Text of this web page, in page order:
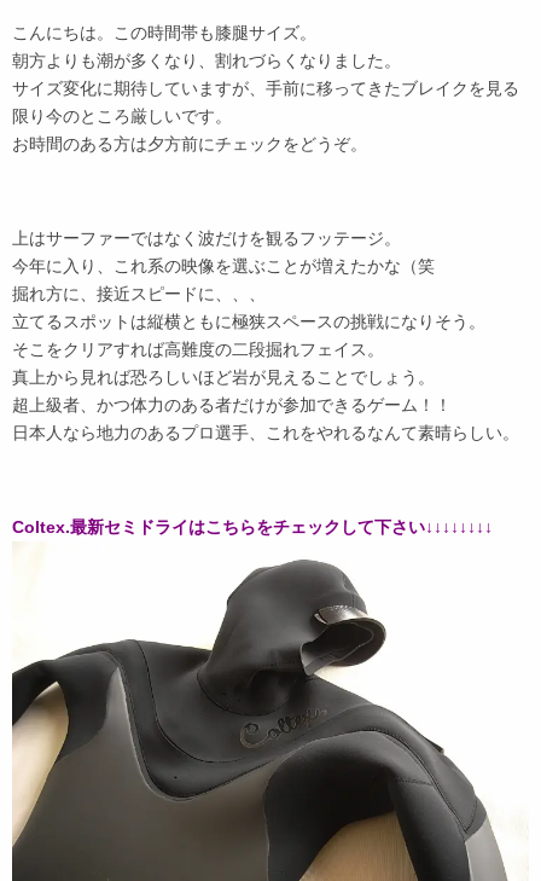
こんにちは。この時間帯も膝腿サイズ。
朝方よりも潮が多くなり、割れづらくなりました。
サイズ変化に期待していますが、手前に移ってきたブレイクを見る
限り今のところ厳しいです。
お時間のある方は夕方前にチェックをどうぞ。
上はサーファーではなく波だけを観るフッテージ。
今年に入り、これ系の映像を選ぶことが増えたかな（笑
掘れ方に、接近スピードに、、、
立てるスポットは縦横ともに極狭スペースの挑戦になりそう。
そこをクリアすれば高難度の二段掘れフェイス。
真上から見れば恐ろしいほど岩が見えることでしょう。
超上級者、かつ体力のある者だけが参加できるゲーム！！
日本人なら地力のあるプロ選手、これをやれるなんて素晴らしい。
Coltex.最新セミドライはこちらをチェックして下さい↓↓↓↓↓↓↓↓